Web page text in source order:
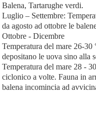
Balena, Tartarughe verdi.
Luglio – Settembre:
da agosto ad ottobre le
Ottobre - Dicembre
Temperatura del mare 26-
depositano le uova sino alla
Temperatura del mare 28 -
ciclonico a volte. Fauna in
balena incomincia ad